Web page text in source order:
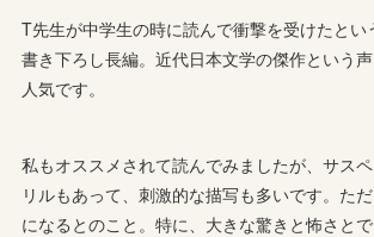
T先生が中学生の時に読んで衝撃を受けたとい
書き下ろし長編。近代日本文学の傑作という
人気です。
私もオススメされて読んでみましたが、サス
リルもあって、刺激的な描写も多いです。た
になるとのこと。特に、大きな驚きと怖さと